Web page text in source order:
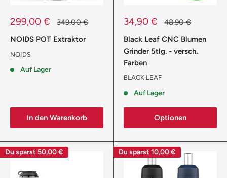
Sonderpreis
299,00 € Normalpreis
349,00 €
NOIDS POT Extraktor
NOIDS
Auf Lager
In den Warenkorb
Sonderpreis
34,90 € Normalpreis
48,90 €
Black Leaf CNC Blumen
Grinder 5tlg. - versch.
Farben
BLACK LEAF
Auf Lager
Optionen
Du sparst 50,00 € Du sparst 10,00 €